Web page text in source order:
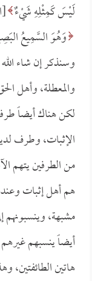
لَيْسَ كَمِثْلِهِ شَيْءٌ
وَهُوَ السَّمِيعُ
وسنذكر إن شاء
والمعطلة، وأهل
لكن هناك أيضاً
الإثبات، وطرف
من الطرفين يتهم
هم أهل إثبات
مشبهة، وينسبونهم
أيضاً ينسبهم
هاتين الطائفتين،